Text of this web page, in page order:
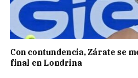
Con contundencia, Zárate se
final en Londrina